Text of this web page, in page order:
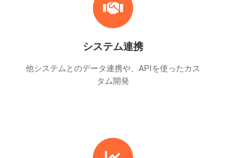
システム連携
他システムとのデータ連携や、APIを使ったカス
タム開発